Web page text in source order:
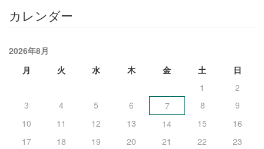
カレンダー
2026年8月
月
火 水 木 金 土
日
1
2
3
4 5 6 7 8
9
10
11 12 13 14 15
16
17
18 19 20 21 22
23